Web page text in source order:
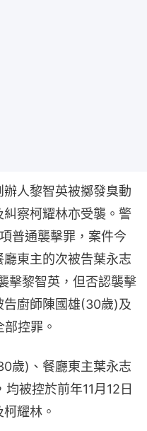
人黎智英被擲發臭動
察柯耀林亦受襲。警
普通襲擊罪，案件今
東主的次被告葉永志
擊黎智英，但否認襲擊
告廚師陳國雄(30歲)及
控罪。
歲)、餐廳東主葉永志
被控於前年11月12日
耀林。